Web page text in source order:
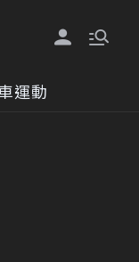
運動